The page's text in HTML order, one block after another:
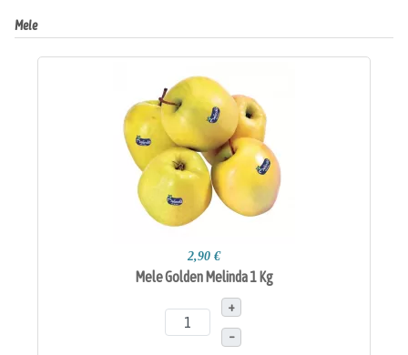
Mele
2,90 €
Mele Golden Melinda 1 Kg
+
–